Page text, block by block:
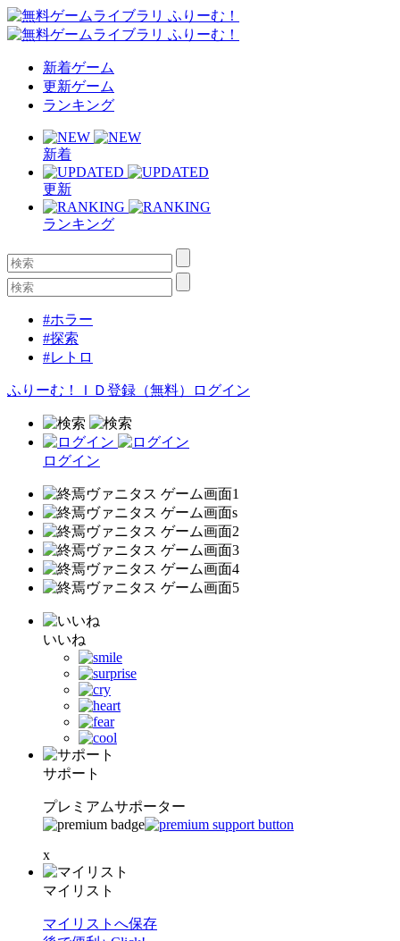
新着ゲーム
更新ゲーム
ランキング
新着
更新
ランキング
#ホラー
#探索
#レトロ
ふりーむ！ＩＤ登録（無料） ログイン
ログイン
いいね
サポート
プレミアムサポーター
x
マイリスト
マイリストへ保存